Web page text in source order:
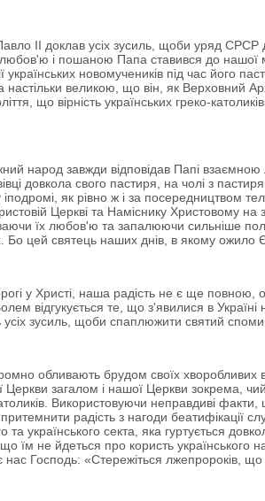
II доклав усіх зусиль, щоби уряд СРСР
і пошаною Папа ставився до нашої
українських новомучеників під час його
настільки великою, що він, як Верховний
що вірність українських греко-
народ завжди відповідав Папі
довкола свого пастиря, на чолі з
іподромі, як рівно ж і за посередництвом
Церкві та Наміснику Христовому
їх любов'ю та запалюючи сильніше
Бо цей святець наших днів, в якому ожило
у Христі, наша радість не є ще повною,
відгукується те, що з'явилися в Україні
усіх зусиль, щоби спаплюжити святий
обливають брудом своїх хворобливих
Церкви загалом і нашої Церкви зокрема,
Використовуючи неправдиві факти,
радість з нагоди беатифікації
та українського секта, яка гуртується
їм не йдеться про користь українського
Господь: «Стережіться лжепророків,